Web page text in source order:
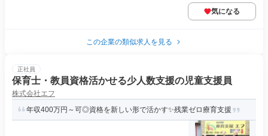
気になる
この企業の類似求人を見る
正社員
保育士・教員資格活かせる少人数支援の児童支援員
株式会社エフ
年収400万円～可◎資格を新しい形で活かす✨残業ゼロ療育支援